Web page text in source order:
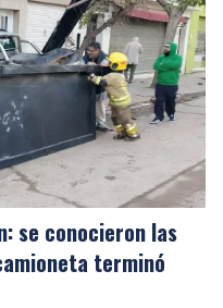
se conocieron las
terminó